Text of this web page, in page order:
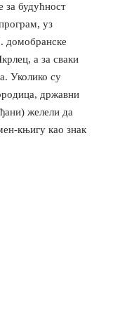
за будућност
уз
домобранске
а за сваки
Уколико су
државни
желели да
књигу као знак